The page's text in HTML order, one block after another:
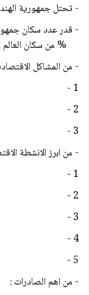
- تحتل جمهورية الهند
% من سكان العالم .
- من المشاكل
1 -
2 -
3 -
- من ابرز الانشطة
1 -
2 -
3 -
4 -
5 -
- من اهم الصادرات :